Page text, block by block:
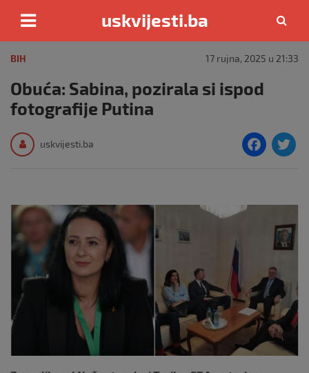
content
uskvijesti.ba
BIH 17 rujna, 2025 u 21:33
Obuća: Sabina, pozirala si ispod
fotografije Putina
uskvijesti.ba
F
e
b
o
o
k